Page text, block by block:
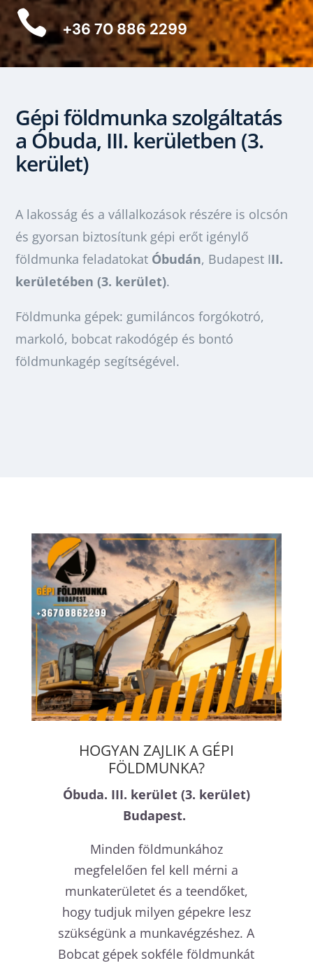
 +36 70 886 2299
Gépi földmunka szolgáltatás
a Óbuda, III. kerületben (3.
kerület)
A lakosság és a vállalkozások részére is olcsón
és gyorsan biztosítunk gépi erőt igénylő
földmunka feladatokat Óbudán, Budapest III.
kerületében (3. kerület).
Földmunka gépek: gumiláncos forgókotró,
markoló, bobcat rakodógép és bontó
földmunkagép segítségével.
HOGYAN ZAJLIK A GÉPI
FÖLDMUNKA?
Óbuda. III. kerület (3. kerület)
Budapest.
Minden földmunkához
megfelelően fel kell mérni a
munkaterületet és a teendőket,
hogy tudjuk milyen gépekre lesz
szükségünk a munkavégzéshez. A
Bobcat gépek sokféle földmunkát